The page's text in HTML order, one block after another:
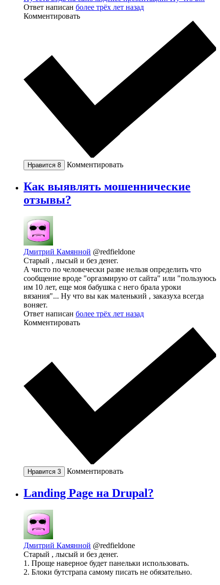
Ответ написан более трёх лет назад
Комментировать
Нравится 8 Комментировать
Как выявлять мошеннические
отзывы?
Дмитрий Камянной @redfieldone
Старый , лысый и без денег.
А чисто по человечески разве нельзя определить что
сообщение вроде "оргазмирую от сайта" или "пользуюсь
им 10 лет, еще моя бабушка с него брала уроки
вязания"... Ну что вы как маленький , заказуха всегда
воняет.
Ответ написан более трёх лет назад
Комментировать
Нравится 3 Комментировать
Landing Page на Drupal?
Дмитрий Камянной @redfieldone
Старый , лысый и без денег.
1. Проще наверное будет панельки использовать.
2. Блоки бутстрапа самому писать не обязательно.